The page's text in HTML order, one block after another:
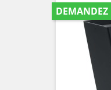
DEMANDEZ